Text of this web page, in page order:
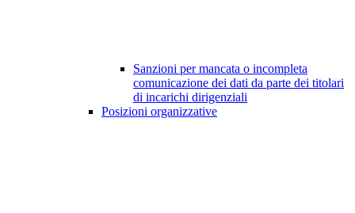
Sanzioni per mancata o incompleta
comunicazione dei dati da parte dei titolari
di incarichi dirigenziali
Posizioni organizzative